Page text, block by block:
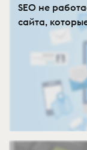
SEO не
сайта,